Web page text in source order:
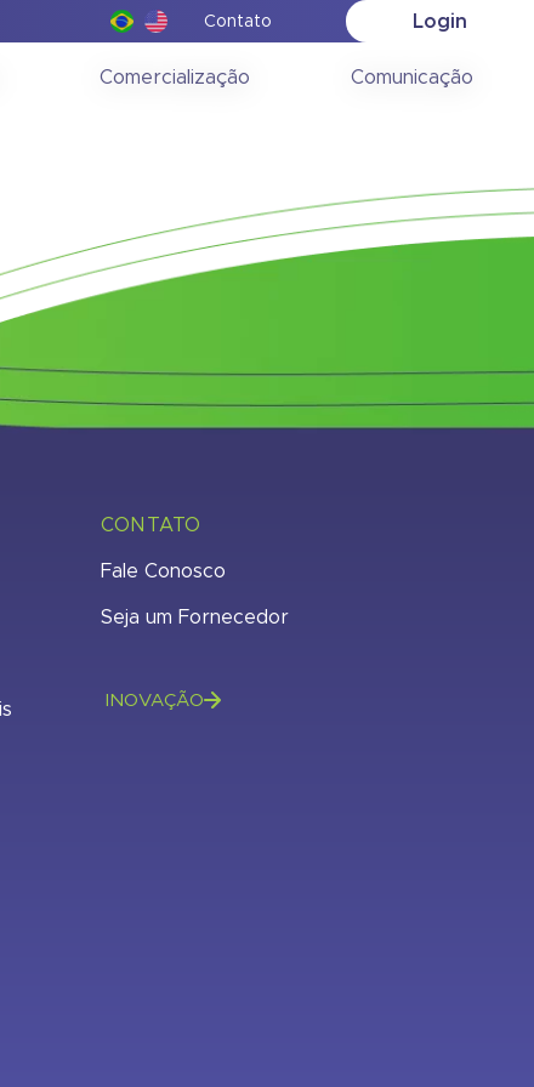
Contato Login
Comercialização Comunicação
CONTATO
Fale Conosco
Seja um Fornecedor
INOVAÇÃO